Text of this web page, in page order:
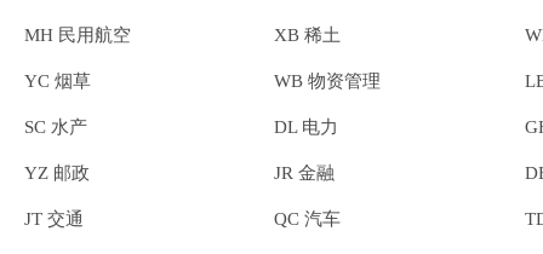
MH 民用航空 XB 稀土
YC 烟草 WB 物资管理
SC 水产 DL 电力
YZ 邮政 JR 金融
JT 交通 QC 汽车